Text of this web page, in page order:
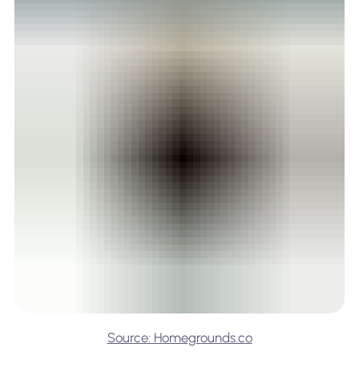
Source: Homegrounds.co